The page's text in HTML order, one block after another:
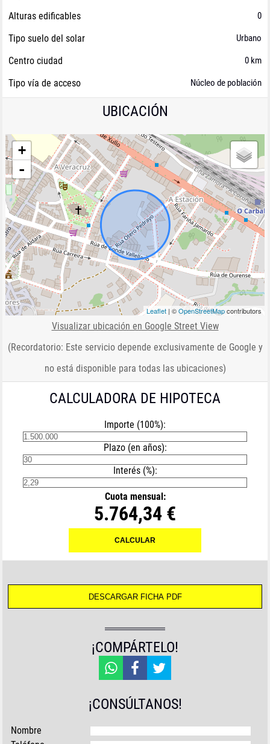
Alturas edificables 0
Tipo suelo del solar Urbano
Centro ciudad 0 km
Tipo vía de acceso Núcleo de población
UBICACIÓN
+
-
Leaflet | ©OpenStreetMapcontributors
Visualizar ubicación en Google Street View
(Recordatorio: Este servicio depende exclusivamente de Google y
no está disponible para todas las ubicaciones)
CALCULADORA DE HIPOTECA
Importe (100%):
Plazo (en años):
Interés (%):
Cuota mensual:
5.764,34 €
¡COMPÁRTELO!
¡CONSÚLTANOS!
Nombre